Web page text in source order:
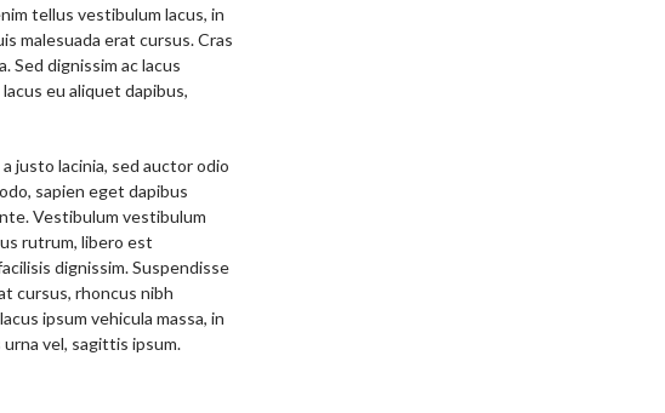
tellus vestibulum lacus, in
malesuada erat cursus. Cras
Sed dignissim ac lacus
eu aliquet dapibus,
justo lacinia, sed auctor odio
sapien eget dapibus
Vestibulum vestibulum
rutrum, libero est
dignissim. Suspendisse
cursus, rhoncus nibh
ipsum vehicula massa, in
vel, sagittis ipsum.